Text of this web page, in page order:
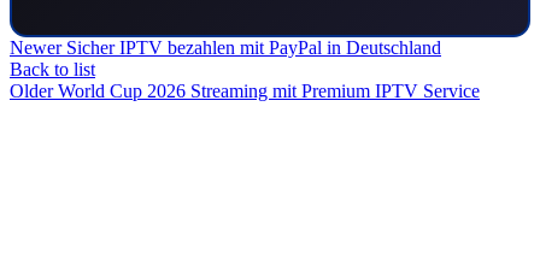
Newer Sicher IPTV bezahlen mit PayPal in Deutschland
Back to list
Older World Cup 2026 Streaming mit Premium IPTV Service